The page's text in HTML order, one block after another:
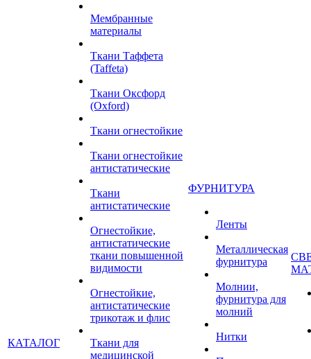
КАТАЛОГ
Мембранные
материалы
Ткани Таффета
(Taffeta)
Ткани Оксфорд
(Oxford)
Ткани огнестойкие
Ткани огнестойкие
антистатические
Ткани
антистатические
Огнестойкие,
антистатические
ткани повышенной
видимости
Огнестойкие,
антистатические
трикотаж и флис
Ткани для
медицинской
ФУРНИТУРА
Ленты
Металлическая
фурнитура
Молнии,
фурнитура для
молний
Нитки